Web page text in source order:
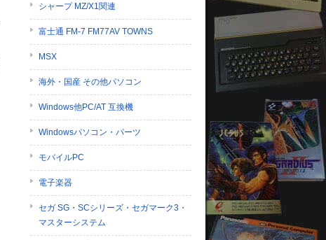
シャープ MZ/X1関連
富士通 FM-7 FM77AV TOWNS
MSX
海外・国産 その他パソコン
Windows他PC/AT 互換機
Windowsパソコン・パーツ
モバイルPC
電子楽器
セガ SG・SCシリーズ・セガマーク3・
マスターシステム